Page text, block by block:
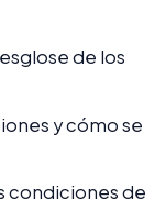
de los
y cómo se
condiciones de